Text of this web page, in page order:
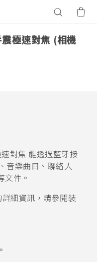
極速對焦 (相機
對焦 能透過藍牙接
音樂曲目、聯絡人
文件。
細資訊，請參閱裝
。